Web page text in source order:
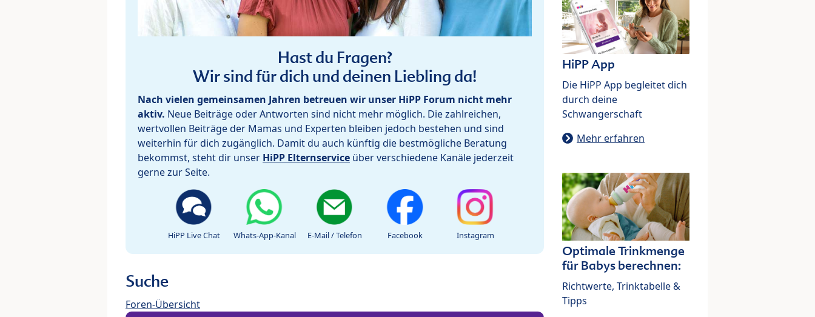
Hast du Fragen?
Wir sind für dich und deinen Liebling da!
Nach vielen gemeinsamen Jahren betreuen wir unser HiPP Forum nicht mehr
aktiv. Neue Beiträge oder Antworten sind nicht mehr möglich. Die zahlreichen,
wertvollen Beiträge der Mamas und Experten bleiben jedoch bestehen und sind
weiterhin für dich zugänglich. Damit du auch künftig die bestmögliche Beratung
bekommst, steht dir unser HiPP Elternservice über verschiedene Kanäle jederzeit
gerne zur Seite.
HiPP Live Chat Whats-App-Kanal E-Mail / Telefon Facebook Instagram
Suche
Foren-Übersicht
HiPP App
Die HiPP App begleitet dich
durch deine
Schwangerschaft
Mehr erfahren
Optimale Trinkmenge
für Babys berechnen:
Richtwerte, Trinktabelle &
Tipps